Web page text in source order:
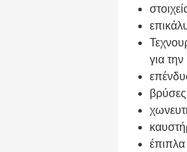
για
έπιπλα